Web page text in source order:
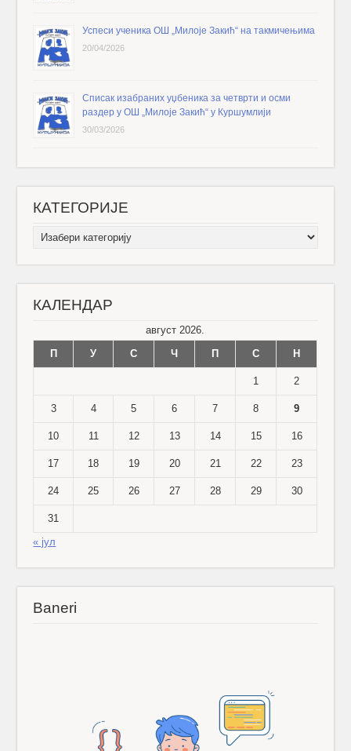
Успеси ученика ОШ „Милоје Закић“ на такмичењима
20/04/2026
Списак изабраних уџбеника за четврти и осми
раздер у ОШ „Милоје Закић“ у Куршумлији
30/03/2026
КАТЕГОРИЈЕ
КАТЕГОРИЈЕ
КАЛЕНДАР
август 2026.
П
У С Ч П С Н
1 2
3 4 5 6 7 8 9
10 11 12 13 14 15 16
17 18 19 20 21 22 23
24 25 26 27 28 29 30
31
« јул
Baneri